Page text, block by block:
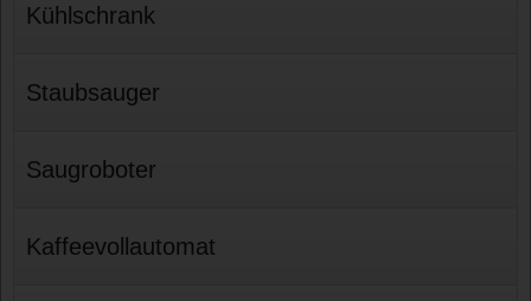
Kühlschrank
Staubsauger
Saugroboter
Kaffeevollautomat